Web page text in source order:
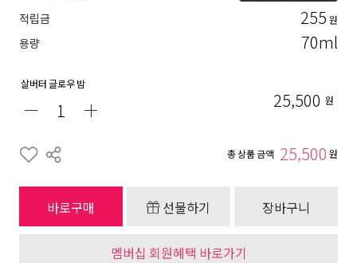
적립금 255 원
용량 70ml
살버터 글로우 밤
25,500 원
총 상품 금액 25,500 원
바로구매 선물하기 장바구니
멤버십 회원혜택 바로가기